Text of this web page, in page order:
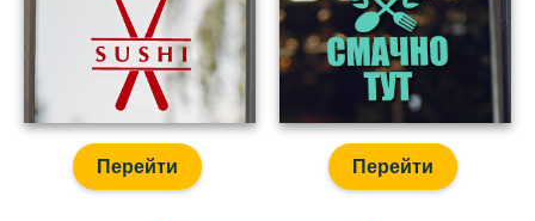
Перейти Перейти